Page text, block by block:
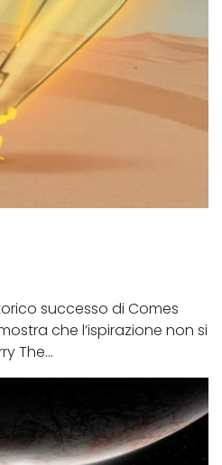
successo di Comes
che l’ispirazione non si
The...